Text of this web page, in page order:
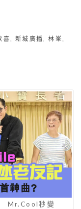
喜, 新城廣播,林峯,
Mr.Cool秒變